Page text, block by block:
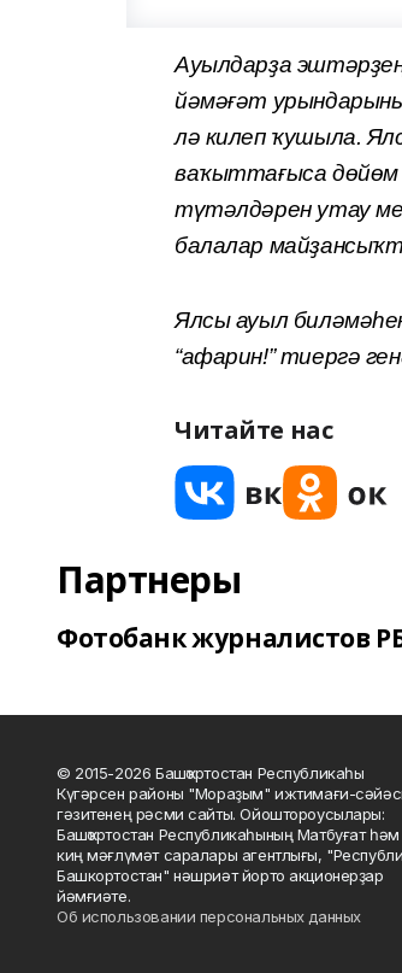
Ауылдарҙа
йәмәғәт
лә килеп ҡушыла.
ваҡыттағыса дөйөм
түтәлдәрен утау
балалар
Ялсы ауыл
“афарин!” тиергә
Читайте нас
Партнеры
Фотобанк журналистов
© 2015-2026 Башҡортостан Республикаһы
Күгәрсен районы "Мораҙым" ижтимағи-
гәзитенең рәсми сайты. Ойоштороусылары:
Башҡортостан Республикаһының Матбуғат һәм
киң мәғлүмәт саралары агентлығы,
Башкортостан" нәшриәт йорто акционерҙар
йәмғиәте.
Об использовании персональных данных